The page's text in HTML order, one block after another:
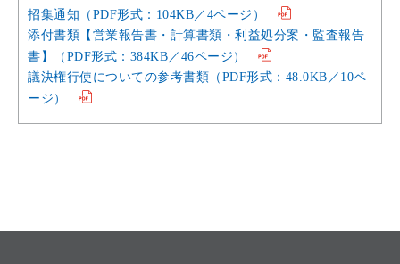
招集通知（PDF形式：104KB／4ページ）
添付書類【営業報告書・計算書類・利益処分案・監査報告
書】（PDF形式：384KB／46ページ）
議決権行使についての参考書類（PDF形式：48.0KB／10ペ
ージ）